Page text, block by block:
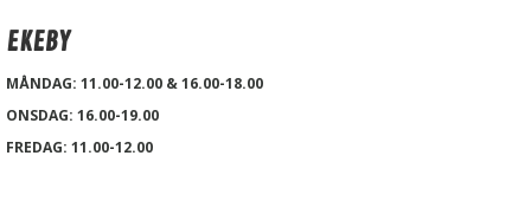
EKEBY
MÅNDAG: 11.00-12.00 & 16.00-18.00
ONSDAG: 16.00-19.00
FREDAG: 11.00-12.00